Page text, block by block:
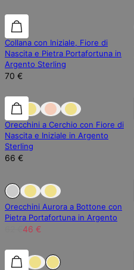
Collana con Iniziale, Fiore di
Nascita e Pietra Portafortuna in
Argento Sterling
70 €
Orecchini a Cerchio con Fiore di
Nascita e Iniziale in Argento
Sterling
66 €
Esaurito
Orecchini Aurora a Bottone con
Pietra Portafortuna in Argento
46 €
25% di sconto